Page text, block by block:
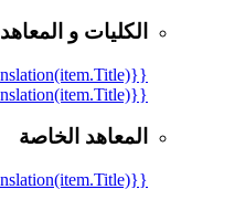
الكليات و المعاهد
{{mmc.getCurrentTranslation(item.Title)}}
{{mmc.getCurrentTranslation(item.Title)}}
المعاهد الخاصة
{{mmc.getCurrentTranslation(item.Title)}}